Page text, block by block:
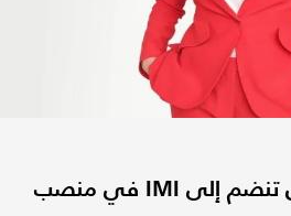
الإعلامية هادلي غامبل تنضم إلى IMI في منصب